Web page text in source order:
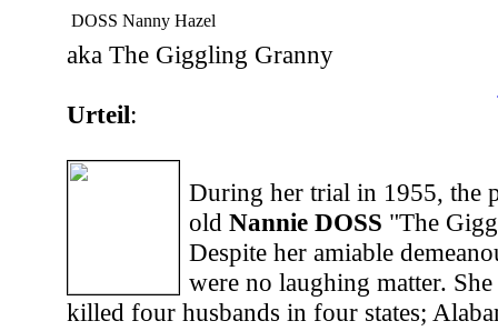
DOSS Nanny Hazel
aka The Giggling Granny
Urteil:
During her trial in 1955, the
old Nannie DOSS "The
Despite her amiable
were no laughing matter.
killed four husbands in four states;